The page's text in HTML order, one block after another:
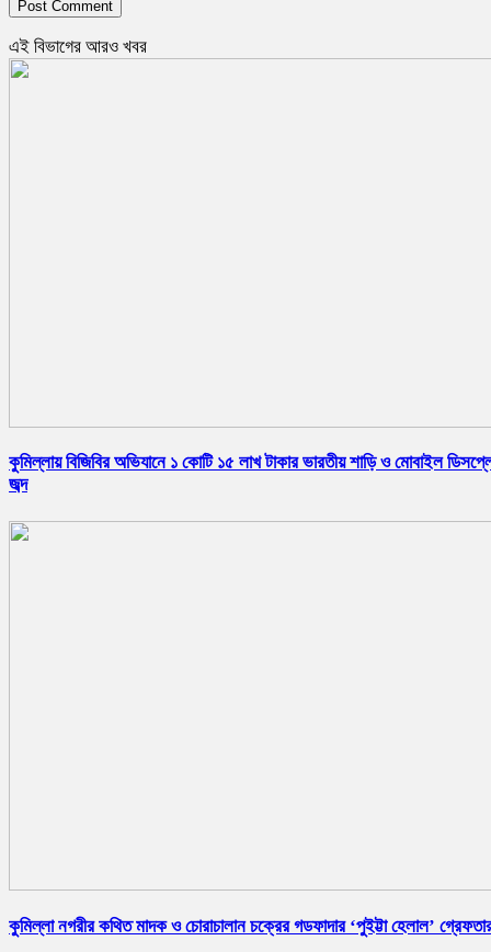
এই বিভাগের আরও খবর
কুমিল্লায় বিজিবির অভিযানে ১ কোটি ১৫ লাখ টাকার ভারতীয় শাড়ি ও মোবাইল
জব্দ
কুমিল্লা নগরীর কথিত মাদক ও চোরাচালান চক্রের গডফাদার ‘পুইট্টা হেলাল’